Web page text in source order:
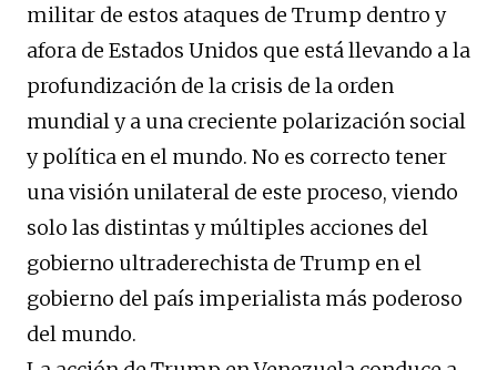
militar de estos ataques de Trump dentro y
afora de Estados Unidos que está llevando a la
profundización de la crisis de la orden
mundial y a una creciente polarización social
y política en el mundo. No es correcto tener
una visión unilateral de este proceso, viendo
solo las distintas y múltiples acciones del
gobierno ultraderechista de Trump en el
gobierno del país imperialista más poderoso
del mundo.